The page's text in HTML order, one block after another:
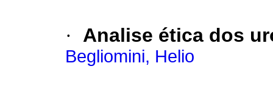
· Analise ética dos
Begliomini, Helio